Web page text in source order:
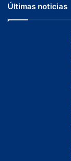
Últimas noticias